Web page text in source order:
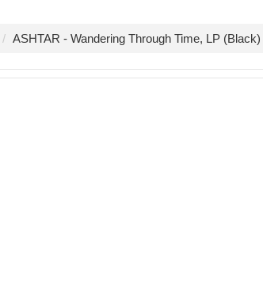
ASHTAR - Wandering Through Time, LP